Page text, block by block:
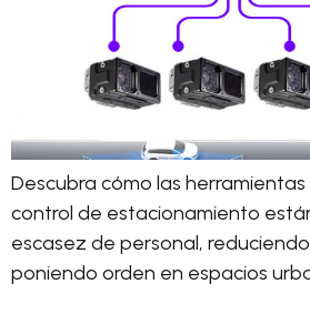
Descubra cómo las
control de estacionamiento
escasez de personal,
poniendo orden en espacios